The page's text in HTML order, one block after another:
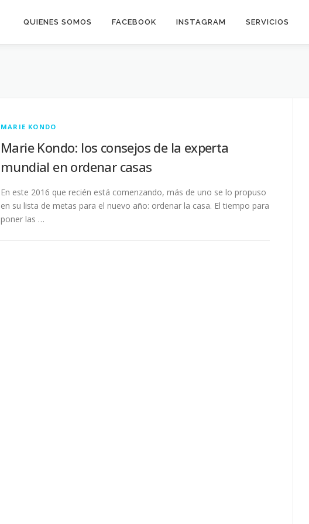
QUIENES SOMOS FACEBOOK INSTAGRAM SERVICIOS
MARIE KONDO
Marie Kondo: los consejos de la experta
mundial en ordenar casas
En este 2016 que recién está comenzando, más de uno se lo propuso
en su lista de metas para el nuevo año: ordenar la casa. El tiempo para
poner las …